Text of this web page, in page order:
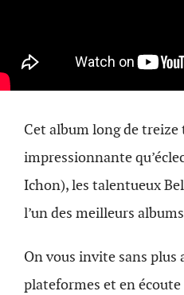
Cet album long de treize
impressionnante
Ichon), les talentueux
l’un des meilleurs
On vous invite sans
plateformes et en écoute